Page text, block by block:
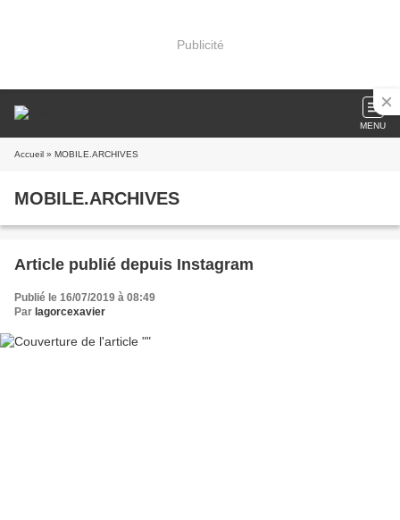
Publicité
MENU
Accueil » MOBILE.ARCHIVES
MOBILE.ARCHIVES
Article publié depuis Instagram
Publié le 16/07/2019 à 08:49
Par lagorcexavier